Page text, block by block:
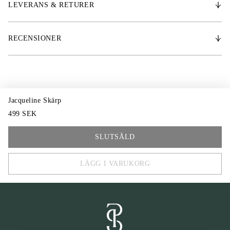
LEVERANS & RETURER
RECENSIONER
Jacqueline Skärp
499 SEK
SLUTSÅLD
LÄGG I VARUKORG